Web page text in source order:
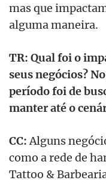
mas que
alguma maneira.
TR: Qual foi o
seus negócios?
período foi de
manter até o
CC:Alguns
como a rede de
Tattoo &